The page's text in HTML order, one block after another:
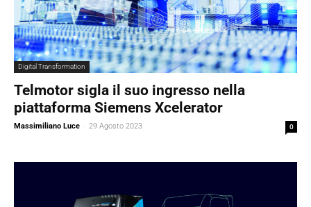
Digital Transformation
Telmotor sigla il suo ingresso nella
piattaforma Siemens Xcelerator
Massimiliano Luce - 29 Agosto 2023 0